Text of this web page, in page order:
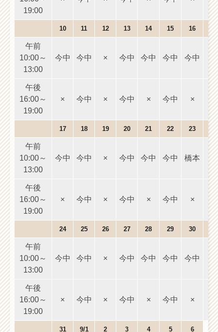
19:00
10 11 12 13 14 15 16
午前
10:00～
13:00
今中 今中 × 今中 今中 今中 今中
午後
16:00～
19:00
× 今中 × 今中 × 今中 ×
17 18 19 20 21 22 23
午前
10:00～
13:00
今中 今中 × 今中 今中 今中 橋本
午後
16:00～
19:00
× 今中 × 今中 × 今中 ×
24 25 26 27 28 29 30
午前
10:00～
13:00
今中 今中 × 今中 今中 今中 今中
午後
16:00～
19:00
× 今中 × 今中 × 今中 ×
31 9/1 2 3 4 5 6